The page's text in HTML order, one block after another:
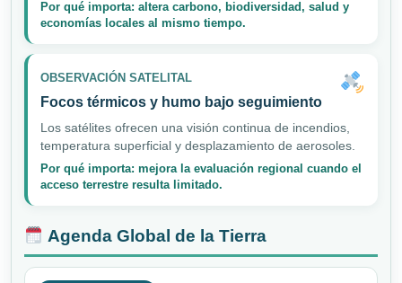
Por qué importa: altera carbono, biodiversidad, salud y
economías locales al mismo tiempo.
OBSERVACIÓN SATELITAL
Focos térmicos y humo bajo seguimiento
Los satélites ofrecen una visión continua de incendios,
temperatura superficial y desplazamiento de aerosoles.
Por qué importa: mejora la evaluación regional cuando el
acceso terrestre resulta limitado.
Agenda Global de la Tierra